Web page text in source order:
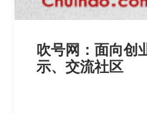
吹号网：面向创
示、交流社区